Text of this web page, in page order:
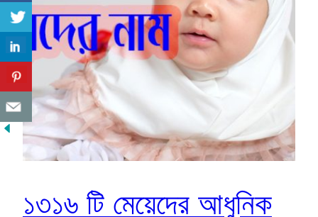
১৩১৬ টি মেয়েদের আধুনিক